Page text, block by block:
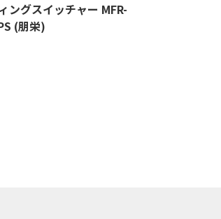
ングスイッチャー MFR-
(朋栄)